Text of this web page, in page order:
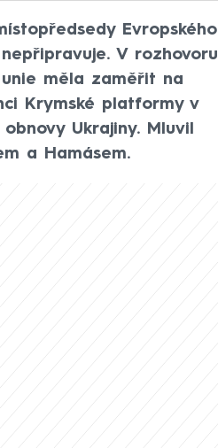
Evropského
V rozhovoru
unie měla zaměřit na
Krymské platformy v
Ukrajiny. Mluvil
a Hamásem.